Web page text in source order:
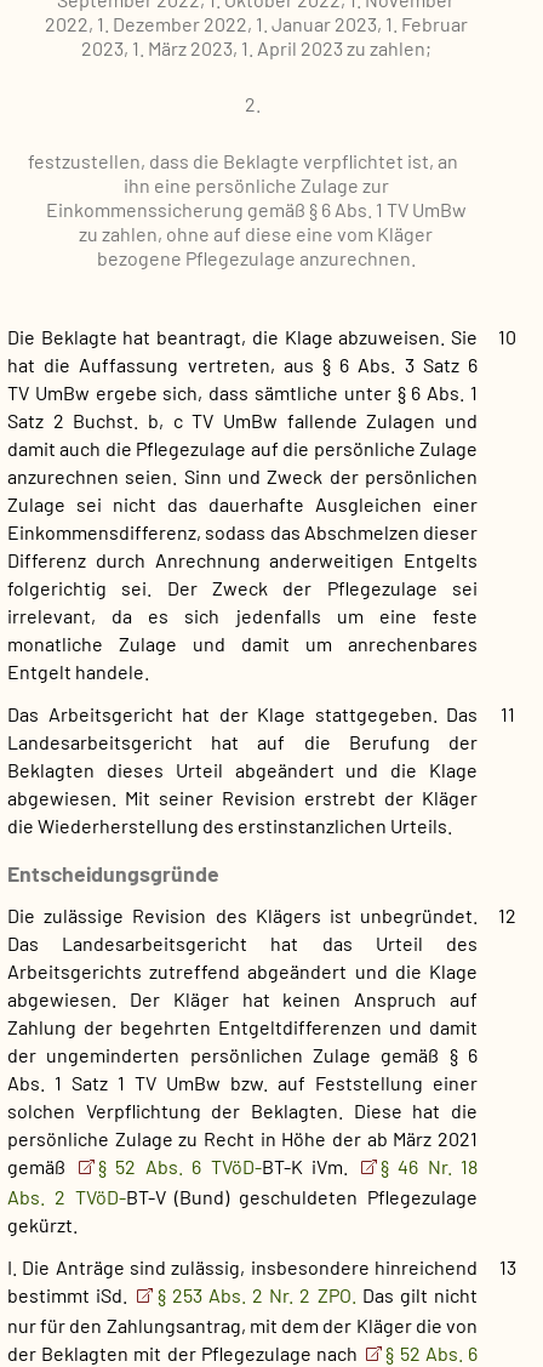
2022, 1. Dezember 2022, 1. Januar 2023, 1. Februar
2023, 1. März 2023, 1. April 2023 zu zahlen;
2.
festzustellen, dass die Beklagte verpflichtet ist, an
ihn eine persönliche Zulage zur
Einkommenssicherung gemäß § 6 Abs. 1 TV UmBw
zu zahlen, ohne auf diese eine vom Kläger
bezogene Pflegezulage anzurechnen.
10
Die Beklagte hat beantragt, die Klage abzuweisen. Sie
hat die Auffassung vertreten, aus § 6 Abs. 3 Satz 6
TV UmBw ergebe sich, dass sämtliche unter § 6 Abs. 1
Satz 2 Buchst. b, c TV UmBw fallende Zulagen und
damit auch die Pflegezulage auf die persönliche Zulage
anzurechnen seien. Sinn und Zweck der persönlichen
Zulage sei nicht das dauerhafte Ausgleichen einer
Einkommensdifferenz, sodass das Abschmelzen dieser
Differenz durch Anrechnung anderweitigen Entgelts
folgerichtig sei. Der Zweck der Pflegezulage sei
irrelevant, da es sich jedenfalls um eine feste
monatliche Zulage und damit um anrechenbares
Entgelt handele.
11
Das Arbeitsgericht hat der Klage stattgegeben. Das
Landesarbeitsgericht hat auf die Berufung der
Beklagten dieses Urteil abgeändert und die Klage
abgewiesen. Mit seiner Revision erstrebt der Kläger
die Wiederherstellung des erstinstanzlichen Urteils.
Entscheidungsgründe
12
Die zulässige Revision des Klägers ist unbegründet.
Das Landesarbeitsgericht hat das Urteil des
Arbeitsgerichts zutreffend abgeändert und die Klage
abgewiesen. Der Kläger hat keinen Anspruch auf
Zahlung der begehrten Entgeltdifferenzen und damit
der ungeminderten persönlichen Zulage gemäß § 6
Abs. 1 Satz 1 TV UmBw bzw. auf Feststellung einer
solchen Verpflichtung der Beklagten. Diese hat die
persönliche Zulage zu Recht in Höhe der ab März 2021
gemäß
§ 52 Abs. 6 TVöD-BT-K iVm.
§ 46 Nr. 18
Abs. 2 TVöD-BT-V (Bund) geschuldeten Pflegezulage
gekürzt.
13
I. Die Anträge sind zulässig, insbesondere hinreichend
bestimmt iSd.
§ 253 Abs. 2 Nr. 2 ZPO. Das gilt nicht
nur für den Zahlungsantrag, mit dem der Kläger die von
der Beklagten mit der Pflegezulage nach
§ 52 Abs. 6